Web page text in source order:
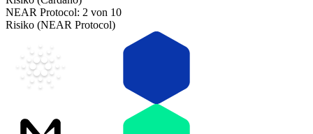
NEAR Protocol: 2 von 10
Risiko (NEAR Protocol)